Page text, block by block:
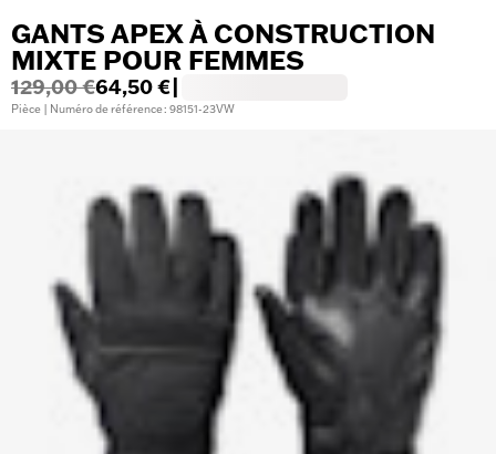
GANTS APEX À CONSTRUCTION
MIXTE POUR FEMMES
129,00 €64,50 €
Pièce | Numéro de référence : 98151-23VW